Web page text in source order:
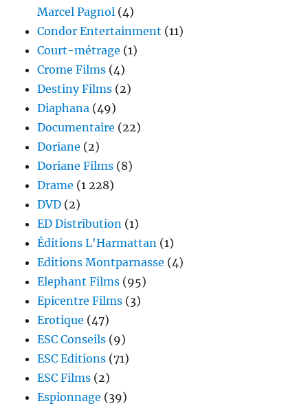
Marcel Pagnol (4)
Condor Entertainment (11)
Court-métrage (1)
Crome Films (4)
Destiny Films (2)
Diaphana (49)
Documentaire (22)
Doriane (2)
Doriane Films (8)
Drame (1 228)
DVD (2)
ED Distribution (1)
Éditions L'Harmattan (1)
Editions Montparnasse (4)
Elephant Films (95)
Epicentre Films (3)
Erotique (47)
ESC Conseils (9)
ESC Editions (71)
ESC Films (2)
Espionnage (39)